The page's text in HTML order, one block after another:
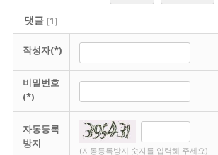
댓글[1]
작성자(*)
비밀번호
(*)
자동등록
방지
(자동등록방지 숫자를 입력해 주세요)